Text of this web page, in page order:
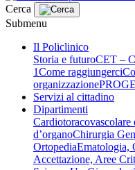
Cerca
Submenu
Il Policlinico
Storia e futuroCET –
1Come raggiungerci
organizzazione
Servizi al cittadino
Dipartimenti
d’organoChirurgia
OrtopediaEmatologia,
Accettazione, Aree